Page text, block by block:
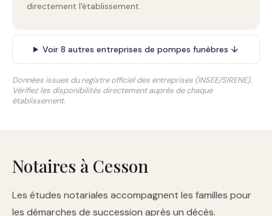
directement l'établissement.
Voir 8 autres entreprises de pompes funèbres ↓
Données issues du registre officiel des entreprises (INSEE/SIRENE).
Vérifiez les disponibilités directement auprès de chaque
établissement.
Notaires à Cesson
Les études notariales accompagnent les familles pour
les démarches de succession après un décès.